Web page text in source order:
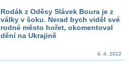
Rodák z Oděsy Slávek Boura je z
války v šoku. Nerad bych viděl své
rodné město hořet, okomentoval
dění na Ukrajině
4. 4. 2022